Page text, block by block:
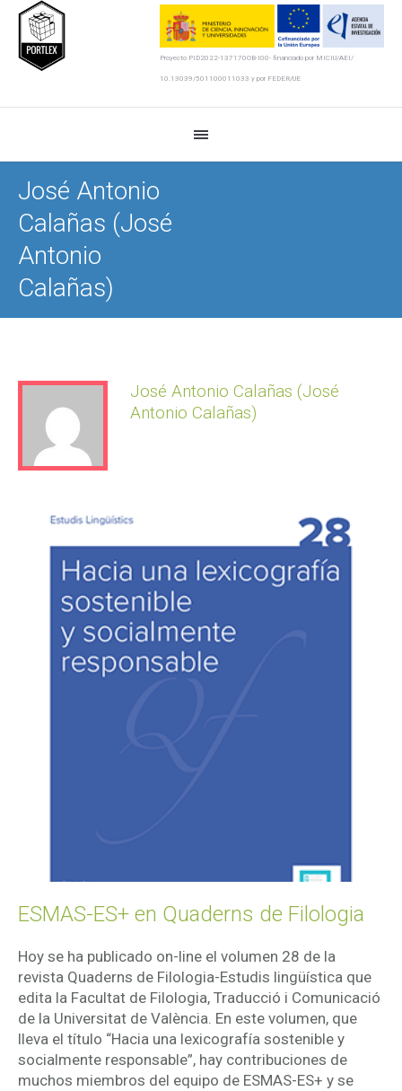
Proyecto PID2022-137170OB-I00- financiado por MICIU/AEI/
10.13039/501100011033 y por FEDER/UE
José Antonio
Calañas (José
Antonio
Calañas)
José Antonio Calañas (José
Antonio Calañas)
ESMAS-ES+ en Quaderns de Filologia
Hoy se ha publicado on-line el volumen 28 de la
revista Quaderns de Filologia-Estudis lingüística que
edita la Facultat de Filologia, Traducció i Comunicació
de la Universitat de València. En este volumen, que
lleva el título “Hacia una lexicografía sostenible y
socialmente responsable”, hay contribuciones de
muchos miembros del equipo de ESMAS-ES+ y se